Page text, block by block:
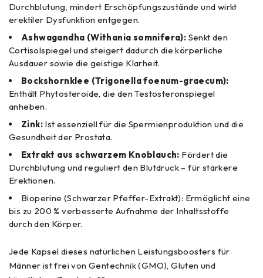
Durchblutung, mindert Erschöpfungszustände und wirkt
erektiler Dysfunktion entgegen.
Ashwagandha (Withania somnifera): Senkt den
Cortisolspiegel und steigert dadurch die körperliche
Ausdauer sowie die geistige Klarheit.
Bockshornklee (Trigonella foenum-graecum):
Enthält Phytosteroide, die den Testosteronspiegel
anheben.
Zink: Ist essenziell für die Spermienproduktion und die
Gesundheit der Prostata.
Extrakt aus schwarzem Knoblauch: Fördert die
Durchblutung und reguliert den Blutdruck – für stärkere
Erektionen.
Bioperine (Schwarzer Pfeffer-Extrakt): Ermöglicht eine
bis zu 200 % verbesserte Aufnahme der Inhaltsstoffe
durch den Körper.
Jede Kapsel dieses natürlichen Leistungsboosters für
Männer ist frei von Gentechnik (GMO), Gluten und